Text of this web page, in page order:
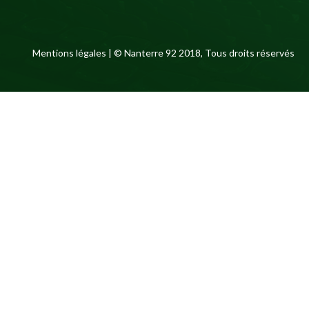
Mentions légales | © Nanterre 92 2018, Tous droits réservés